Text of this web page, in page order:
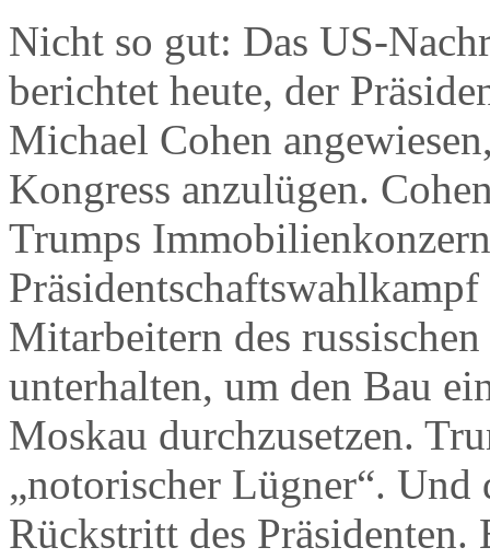
Nicht so gut: Das US-
berichtet heute, der
Michael Cohen
Kongress anzulügen.
Trumps
Mitarbeitern des
unterhalten, um den Bau
Moskau durchzusetzen.
„notorischer Lügner“.
Rückstritt des